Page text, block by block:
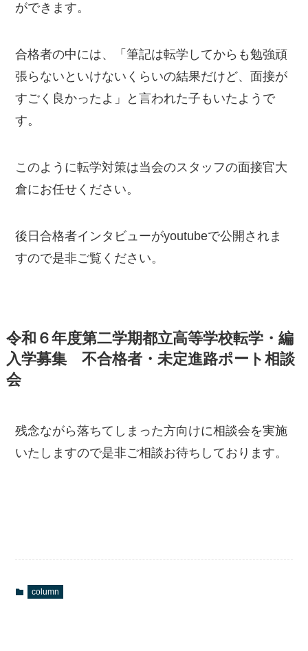
ができます。
合格者の中には、「筆記は転学してからも勉強頑
張らないといけないくらいの結果だけど、面接が
すごく良かったよ」と言われた子もいたようで
す。
このように転学対策は当会のスタッフの面接官大
倉にお任せください。
後日合格者インタビューがyoutubeで公開されま
すので是非ご覧ください。
令和６年度第二学期都立高等学校転学・編
入学募集 不合格者・未定進路ポート相談
会
残念ながら落ちてしまった方向けに相談会を実施
いたしますので是非ご相談お待ちしております。
column